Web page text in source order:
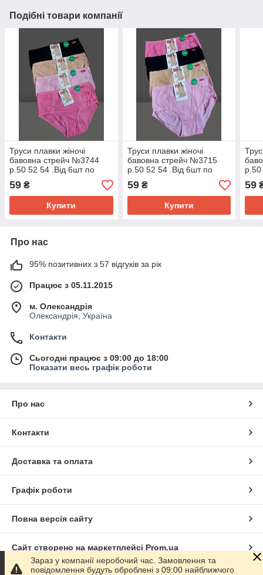
Подібні товари компанії
Труси плавки жіночі
бавовна стрейч №3744
р.50 52 54 .Від 6шт по
48грн.
59 ₴
Купити
Труси плавки жіночі
бавовна стрейч №3715
р.50 52 54 .Від 6шт по
48грн.
59₴
Купити
59
Про нас
95% позитивних з 57 відгуків за рік
Працює з 05.11.2015
м. Олександрія
Олександрія, Україна
Контакти
Сьогодні працює з 09:00 до 18:00
Показати весь графік роботи
Про нас
Контакти
Доставка та оплата
Графік роботи
Повна версія сайту
Сайт створено на маркетплейсі Prom.ua
Зараз у компанії неробочий час. Замовлення та
повідомлення будуть оброблені з 09:00 найближчого